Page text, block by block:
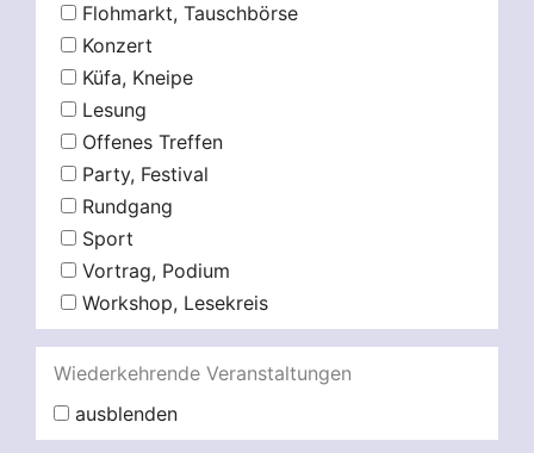
Flohmarkt, Tauschbörse
Konzert
Küfa, Kneipe
Lesung
Offenes Treffen
Party, Festival
Rundgang
Sport
Vortrag, Podium
Workshop, Lesekreis
Wiederkehrende Veranstaltungen
ausblenden